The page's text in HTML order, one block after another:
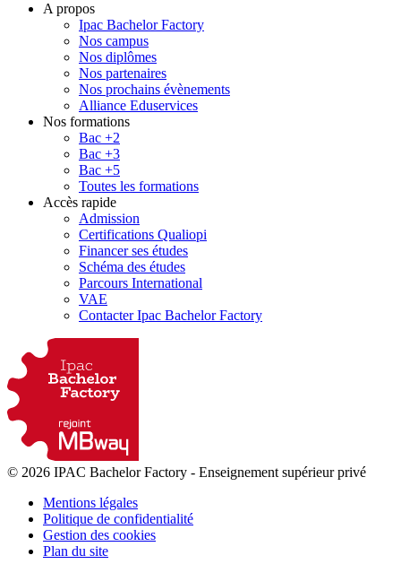
A propos
Ipac Bachelor Factory
Nos campus
Nos diplômes
Nos partenaires
Nos prochains évènements
Alliance Eduservices
Nos formations
Bac +2
Bac +3
Bac +5
Toutes les formations
Accès rapide
Admission
Certifications Qualiopi
Financer ses études
Schéma des études
Parcours International
VAE
Contacter Ipac Bachelor Factory
© 2026 IPAC Bachelor Factory - Enseignement supérieur privé
Mentions légales
Politique de confidentialité
Gestion des cookies
Plan du site